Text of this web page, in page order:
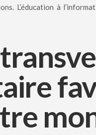
L’éducation à